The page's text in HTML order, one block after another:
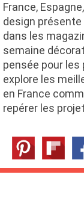
France,
design
dans les
semaine
pensée pour
explore les
en France
repérer les